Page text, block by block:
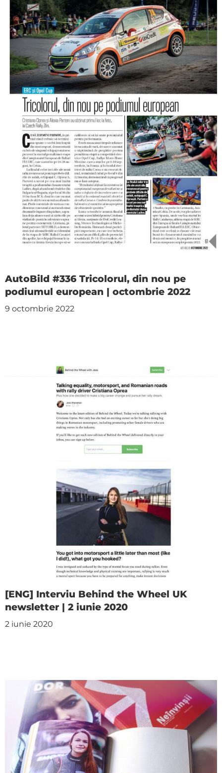
AutoBild #336 Tricolorul, din nou pe
podiumul european | octombrie 2022
9 octombrie 2022
[ENG] Interviu Behind the Wheel UK
newsletter | 2 iunie 2020
2 iunie 2020